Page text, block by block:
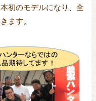
初のモデルになり、全
ます。